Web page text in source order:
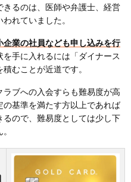
きるのは、医師や弁護士、経営
れていました。
企業の社員なども申し込みを行
手に入れるには「ダイナース
むことが近道です。
ブへの入会すらも難易度が高
基準を満たす方以上であれば
ので、難易度としては少し下